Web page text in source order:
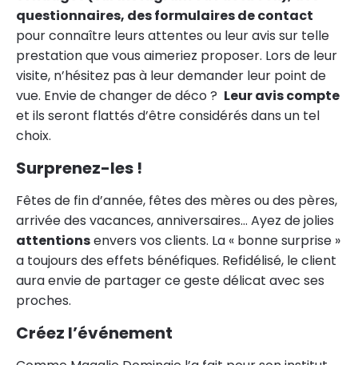
questionnaires, des formulaires de contact
pour connaître leurs attentes ou leur avis sur telle
prestation que vous aimeriez proposer. Lors de leur
visite, n’hésitez pas à leur demander leur point de
vue. Envie de changer de déco ? Leur avis compte
et ils seront flattés d’être considérés dans un tel
choix.
Surprenez-les !
Fêtes de fin d’année, fêtes des mères ou des pères,
arrivée des vacances, anniversaires… Ayez de jolies
attentionsenvers vos clients. La « bonne surprise »
a toujours des effets bénéfiques. Refidélisé, le client
aura envie de partager ce geste délicat avec ses
proches.
Créez l’événement